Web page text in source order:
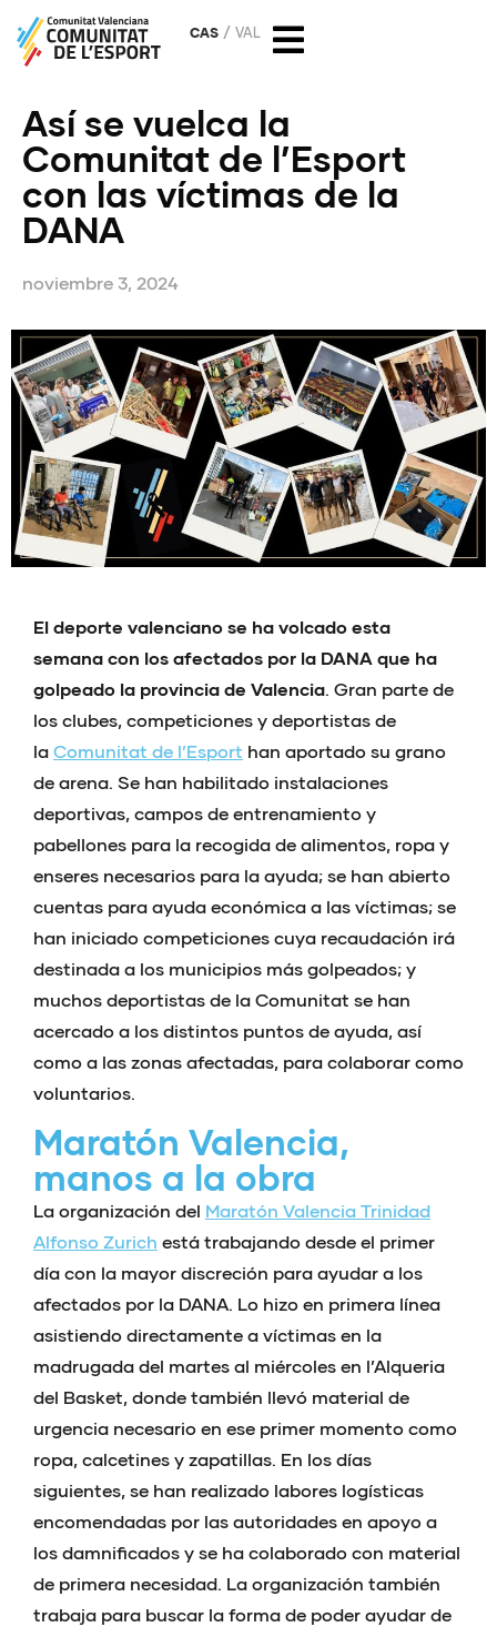
CAS VAL
Así se vuelca la
Comunitat de l’Esport
con las víctimas de la
DANA
noviembre 3, 2024
El deporte valenciano se ha volcado esta
semana con los afectados por la DANA que ha
golpeado la provincia de Valencia. Gran parte de
los clubes, competiciones y deportistas de
la Comunitat de l’Esport han aportado su grano
de arena. Se han habilitado instalaciones
deportivas, campos de entrenamiento y
pabellones para la recogida de alimentos, ropa y
enseres necesarios para la ayuda; se han abierto
cuentas para ayuda económica a las víctimas; se
han iniciado competiciones cuya recaudación irá
destinada a los municipios más golpeados; y
muchos deportistas de la Comunitat se han
acercado a los distintos puntos de ayuda, así
como a las zonas afectadas, para colaborar como
voluntarios.
Maratón Valencia,
manos a la obra
La organización del Maratón Valencia Trinidad
Alfonso Zurich está trabajando desde el primer
día con la mayor discreción para ayudar a los
afectados por la DANA. Lo hizo en primera línea
asistiendo directamente a víctimas en la
madrugada del martes al miércoles en l’Alqueria
del Basket, donde también llevó material de
urgencia necesario en ese primer momento como
ropa, calcetines y zapatillas. En los días
siguientes, se han realizado labores logísticas
encomendadas por las autoridades en apoyo a
los damnificados y se ha colaborado con material
de primera necesidad. La organización también
trabaja para buscar la forma de poder ayudar de